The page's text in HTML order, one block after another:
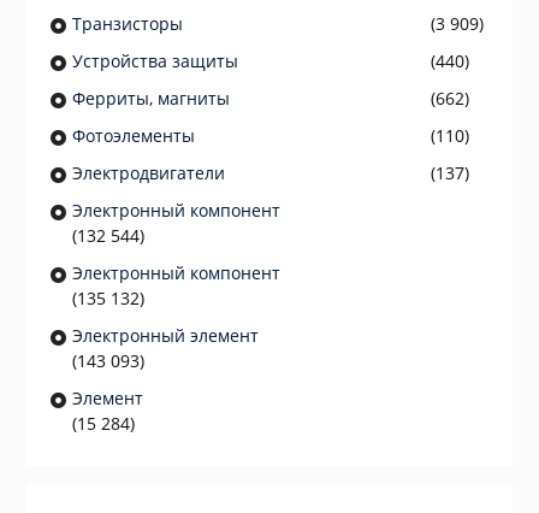
Транзисторы
(3 909)
Устройства защиты
(440)
Ферриты, магниты
(662)
Фотоэлементы
(110)
Электродвигатели
(137)
Электронный компонент
(132 544)
Электронный компонент
(135 132)
Электронный элемент
(143 093)
Элемент
(15 284)